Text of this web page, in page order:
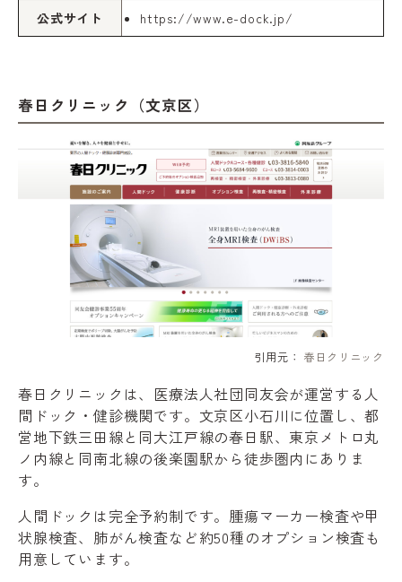
公式サイト https://www.e-dock.jp/
春日クリニック（文京区）
引用元： 春日クリニック
春日クリニックは、医療法人社団同友会が運営する人
間ドック・健診機関です。文京区小石川に位置し、都
営地下鉄三田線と同大江戸線の春日駅、東京メトロ丸
ノ内線と同南北線の後楽園駅から徒歩圏内にありま
す。
人間ドックは完全予約制です。腫瘍マーカー検査や甲
状腺検査、肺がん検査など約50種のオプション検査も
用意しています。